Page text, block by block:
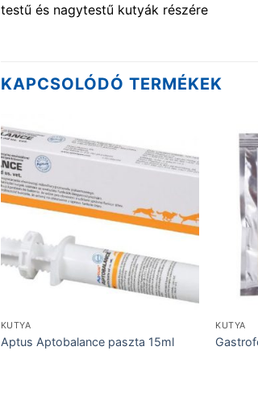
testű és nagytestű kutyák részére
KAPCSOLÓDÓ TERMÉKEK
KUTYA
Aptus Aptobalance paszta 15ml
KUTYA